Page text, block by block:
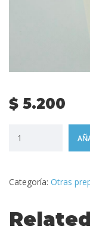
$ 5.200
Categoría: Otras